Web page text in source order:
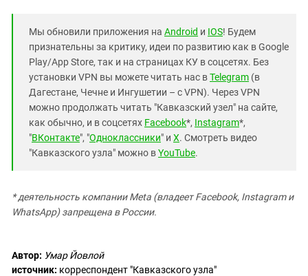
Мы обновили приложения на Android и IOS! Будем
признательны за критику, идеи по развитию как в Google
Play/App Store, так и на страницах КУ в соцсетях. Без
установки VPN вы можете читать нас вTelegram (в
Дагестане, Чечне и Ингушетии – с VPN). Через VPN
можно продолжать читать "Кавказский узел" на сайте,
как обычно, и в соцсетях Facebook*, Instagram*,
"ВКонтакте", "Одноклассники" и X. Смотреть видео
"Кавказского узла" можно вYouTube.
* деятельность компании Meta (владеет Facebook, Instagram и
WhatsApp) запрещена в России.
Автор: Умар Йовлой
источник: корреспондент "Кавказского узла"